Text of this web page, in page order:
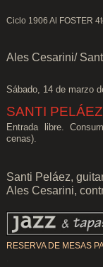
Ciclo 1906 Al FOSTER
Ales Cesarini/
Sábado, 14 de marzo
SANTI
Entrada libre.
cenas).
Santi Peláez,
Ales Cesarini,
RESERVA DE MESAS